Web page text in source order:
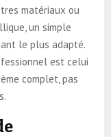
matériaux ou
un simple
le plus adapté.
est celui
complet, pas